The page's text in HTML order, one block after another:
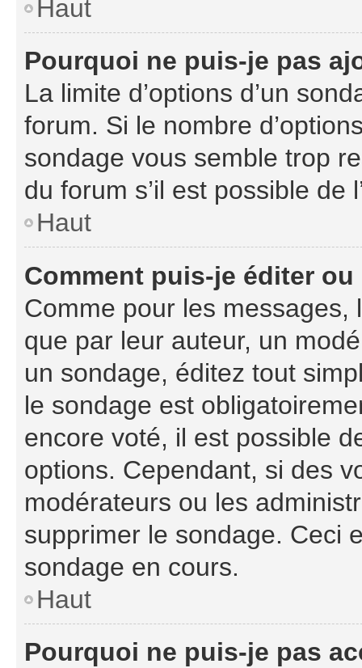
Haut
Pourquoi ne puis-je pas
La limite d’options d’un
forum. Si le nombre
sondage vous semble trop
du forum s’il est possible de
Haut
Comment puis-je éditer
Comme pour les
que par leur auteur, un
un sondage, éditez tout
le sondage est
encore voté, il est possible
options. Cependant, si des
modérateurs ou les
supprimer le sondage. Ceci
sondage en cours.
Haut
Pourquoi ne puis-je pas